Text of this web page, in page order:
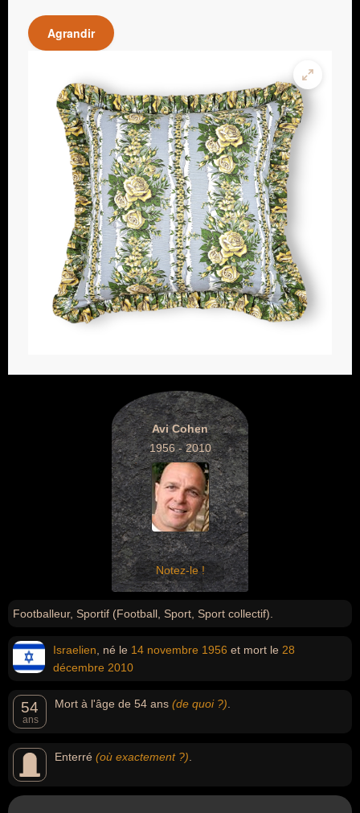
Agrandir
Avi Cohen
1956 - 2010
Notez-le !
Footballeur, Sportif (Football, Sport, Sport collectif).
Israelien , né le 14 novembre 1956 et mort le 28
décembre 2010
54
ans
Mort à l'âge de 54 ans (de quoi ?)
Enterré (où exactement ?)